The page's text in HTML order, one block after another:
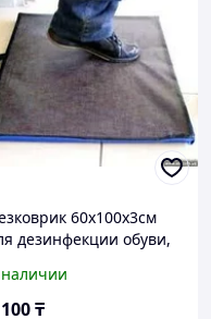
60x100x3см
дезинфекции обуви,
₸